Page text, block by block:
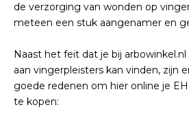
de verzorging van wonden op
meteen een stuk aangenamer en
Naast het feit dat je bij
aan vingerpleisters kan vinden, zijn
goede redenen om hier online je
te kopen: